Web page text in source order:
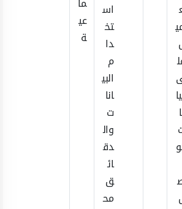
اس
تخ
دا
م
البي
انا
ت
وال
دق
ائ
ق
مح
عي
ة